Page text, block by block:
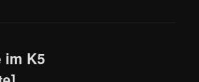
im K5